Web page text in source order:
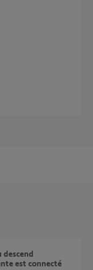
est connecté